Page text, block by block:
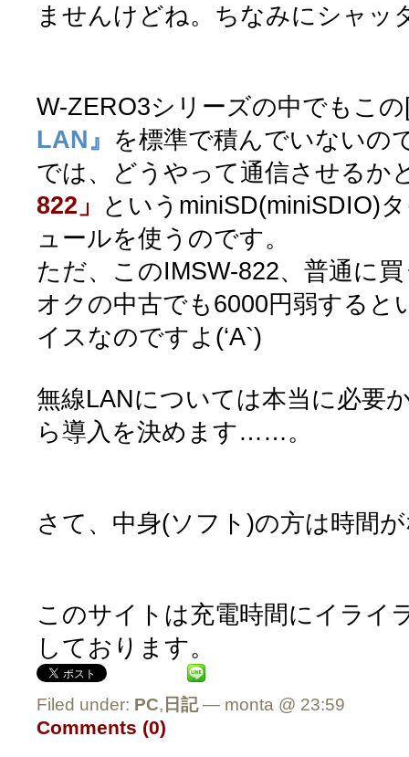
ませんけどね。ちなみにシャッ
W-ZERO3シリーズの中でもこ
LAN』 を標準で積んでいないの
では、どうやって通信させるか
822」
というminiSD(miniSDIO)
ュールを使うのです。
ただ、このIMSW-822、普通に
オクの中古でも6000円弱すると
イスなのですよ(‘A`)
無線LANについては本当に必要
ら導入を決めます……。
さて、中身(ソフト)の方は時間
このサイトは充電時間にイライ
しております。
Filed under: PC, 日記— monta @ 23:59
Comments (0)